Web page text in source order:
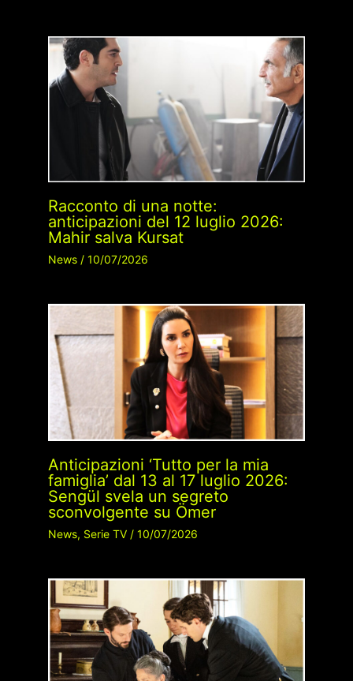
Racconto di una notte:
anticipazioni del 12 luglio 2026:
Mahir salva Kursat
News/ 10/07/2026
Anticipazioni ‘Tutto per la mia
famiglia’ dal 13 al 17 luglio 2026:
Sengül svela un segreto
sconvolgente su Ömer
News, Serie TV/ 10/07/2026